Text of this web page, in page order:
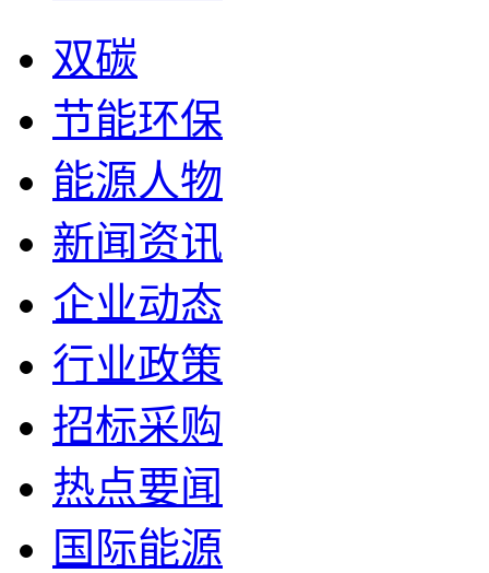
双碳
节能环保
能源人物
新闻资讯
企业动态
行业政策
招标采购
热点要闻
国际能源